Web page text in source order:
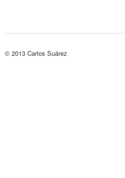
© 2013 Carlos Suárez